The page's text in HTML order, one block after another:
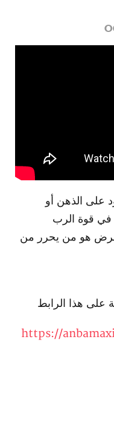
على الذهن أو
في قوة الرب
هو من يحرر من
على هذا الرابط
https://